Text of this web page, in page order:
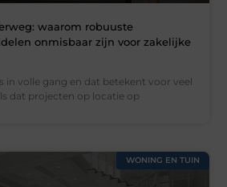
waarom robuuste
onmisbaar zijn voor zakelijke
in volle gang en dat betekent voor veel
dat projecten op locatie op
WONING EN TUIN